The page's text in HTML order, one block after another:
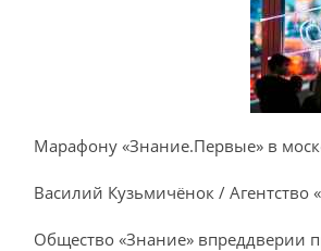
Марафону «Знание.Первые» в
Василий Кузьмичёнок / Агентство
Общество «Знание» впреддверии